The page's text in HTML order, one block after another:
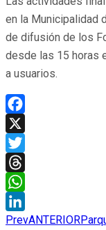
en la Municipalidad
de difusión de los
desde las 15 horas
a usuarios.
Facebook
X
Twitter
Threads
WhatsApp
LinkedIn
PrevANTERIOR